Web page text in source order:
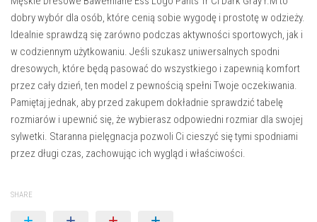
dobry wybór dla osób, które cenią sobie wygodę i prostotę w odzieży.
Idealnie sprawdzą się zarówno podczas aktywności sportowych, jak i
w codziennym użytkowaniu. Jeśli szukasz uniwersalnych spodni
dresowych, które będą pasować do wszystkiego i zapewnią komfort
przez cały dzień, ten model z pewnością spełni Twoje oczekiwania.
Pamiętaj jednak, aby przed zakupem dokładnie sprawdzić tabelę
rozmiarów i upewnić się, że wybierasz odpowiedni rozmiar dla swojej
sylwetki. Staranna pielęgnacja pozwoli Ci cieszyć się tymi spodniami
przez długi czas, zachowując ich wygląd i właściwości.
SHARE